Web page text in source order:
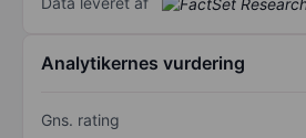
Analytikernes vurdering
Gns. rating